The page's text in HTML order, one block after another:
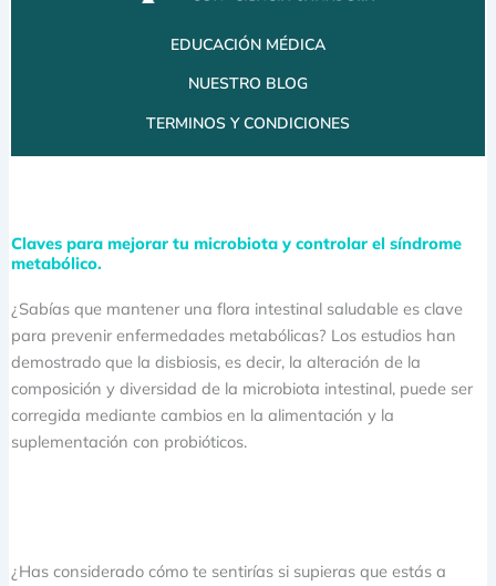
EDUCACIÓN MÉDICA
NUESTRO BLOG
TERMINOS Y CONDICIONES
Claves para mejorar tu microbiota y controlar el síndrome
metabólico.
¿Sabías que mantener una flora intestinal saludable es clave
para prevenir enfermedades metabólicas? Los estudios han
demostrado que la disbiosis, es decir, la alteración de la
composición y diversidad de la microbiota intestinal, puede ser
corregida mediante cambios en la alimentación y la
suplementación con probióticos.
¿Has considerado cómo te sentirías si supieras que estás a